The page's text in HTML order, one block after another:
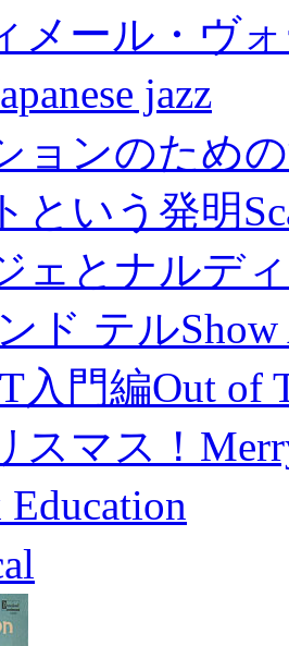
メール・ヴ
jazz
ョンのため
という発明
ェとナルデ
ド テル
入門編Out of
スマス！
Education